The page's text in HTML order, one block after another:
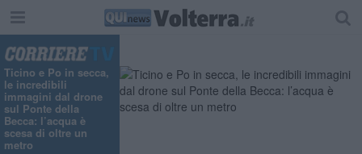
Ticino e Po in secca,
le incredibili
immagini dal drone
sul Ponte della
Becca: l’acqua è
scesa di oltre un
metro